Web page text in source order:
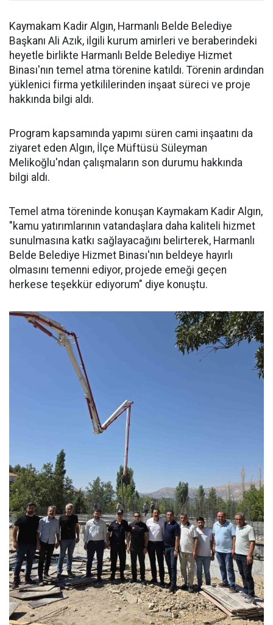
Kaymakam Kadir Algın, Harmanlı Belde Belediye
Başkanı Ali Azık, ilgili kurum amirleri ve beraberindeki
heyetle birlikte Harmanlı Belde Belediye Hizmet
Binası'nın temel atma törenine katıldı. Törenin ardından
yüklenici firma yetkililerinden inşaat süreci ve proje
hakkında bilgi aldı.
Program kapsamında yapımı süren cami inşaatını da
ziyaret eden Algın, İlçe Müftüsü Süleyman
Melikoğlu'ndan çalışmaların son durumu hakkında
bilgi aldı.
Temel atma töreninde konuşan Kaymakam Kadir Algın,
"kamu yatırımlarının vatandaşlara daha kaliteli hizmet
sunulmasına katkı sağlayacağını belirterek, Harmanlı
Belde Belediye Hizmet Binası'nın beldeye hayırlı
olmasını temenni ediyor, projede emeği geçen
herkese teşekkür ediyorum" diye konuştu.